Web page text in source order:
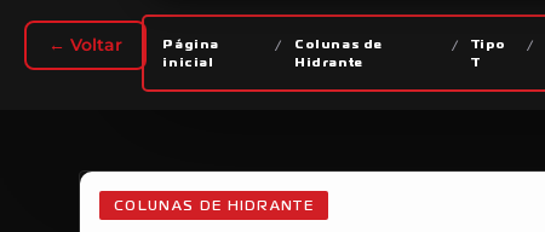
← Voltar
Página
inicial
/
Colunas de
Hidrante
/
Tipo
T
/
COLUNAS DE HIDRANTE